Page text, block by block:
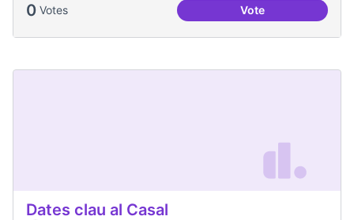
0 Votes VoteDia Mundial de la
Dates clau al Casal